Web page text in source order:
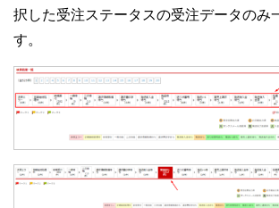
択した受注ステータスの受注データのみ
す。